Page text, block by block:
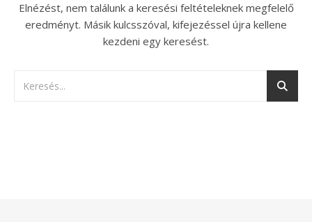
Elnézést, nem találunk a keresési feltételeknek megfelelő
eredményt. Másik kulcsszóval, kifejezéssel újra kellene
kezdeni egy keresést.